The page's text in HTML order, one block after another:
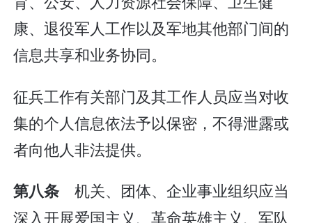
康、退役军人工作以及军地其他部门间的
信息共享和业务协同。
征兵工作有关部门及其工作人员应当对收
集的个人信息依法予以保密，不得泄露或
者向他人非法提供。
第八条 机关、团体、企业事业组织应当
深入开展爱国主义、革命英雄主义、军队